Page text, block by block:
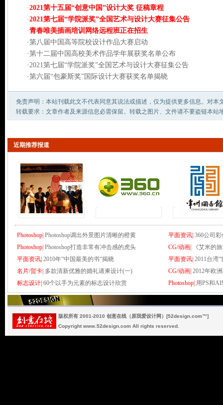
·2021第十五届“创意中国”设计大奖 征稿章程
·2021第七届“学院派奖”全国艺术与设计大赛征集公告
·青春唯美插画培训网络远程班正在招生
·第八届中国高等院校设计作品大赛启动
·第十二届中国高校美术作品学年展获奖名单公布
·2021第七届“学院派奖”全国艺术与设计大赛征集公告
·第六届“包豪斯奖”国际设计大赛获奖名单揭晓
免责声明：本站刊载此文不代表同意其说法或描述，仅为提供更多信息。对本
转载要求：文章作者及来源信息必需保留。转载之图片、文件请不要盗链本站
近期推荐报道
Photoshop| Photoshop调出外景图片清晰的橙黄 平面资讯| 360公司
Photoshop| Photoshop打造非常有冲击感的虎头 CG/动画|
《艾米的
平面资讯| 2010年“中国最美的书“揭晓 平面资讯| 2011台湾
名片/贺卡| 多款清新优雅的婚礼请柬设计(一) CG/动画| 2012年欧
标志设计| 60个以手为元素的标志设计欣赏 Photoshop| 用PS和
版权所有 2001-2010 创意在线（原我爱设计网）[52design.com™]
Copyright www.52design.com All rights reserved.